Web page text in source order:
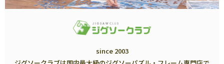
since 2003